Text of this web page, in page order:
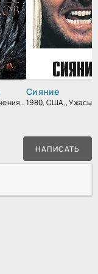
2011, США,, Приключения, Фэнтези, Блокбастер, Мистический, Боевик, Зарубежный, Мелодрама, Драма
Сияние
НАПИСАТЬ